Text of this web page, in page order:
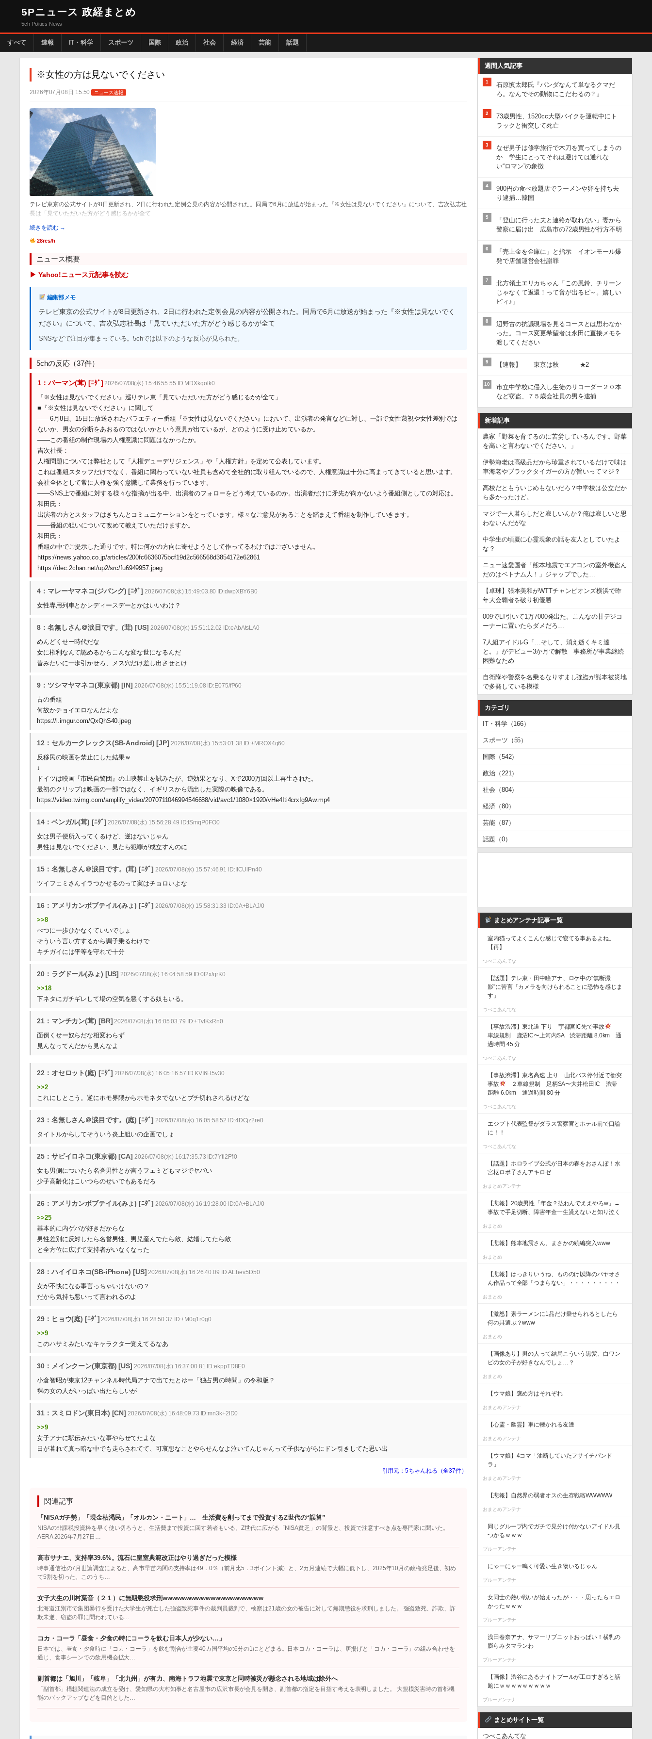
5Pニュース 政経まとめ
5ch Politics News
すべて 速報 IT・科学 スポーツ 国際 政治 社会 経済 芸能 話題
※女性の方は見ないでください
2026年07月08日 15:50 ニュース速報
テレビ東京の公式サイトが8日更新され、2日に行われた定例会見の内容が公開された。同局で6月に放送が始まった『※女性は見ないでください』について、吉次弘志社
長は「見ていただいた方がどう感じるかが全て
続きを読む →
28res/h
ニュース概要
▶ Yahoo!ニュース元記事を読む
編集部メモ
テレビ東京の公式サイトが8日更新され、2日に行われた定例会見の内容が公開された。同局で6月に放送が始まった『※女性は見ないでく
ださい』について、吉次弘志社長は「見ていただいた方がどう感じるかが全て
SNSなどで注目が集まっている。5chでは以下のような反応が見られた。
5chの反応（37件）
1：バーマン(茸) [ﾆﾀﾞ] 2026/07/08(水) 15:46:55.55 ID:MDXkqolk0
『※女性は見ないでください』巡りテレ東「見ていただいた方がどう感じるかが全て」
■『※女性は見ないでください』に関して
――6月8日、15日に放送されたバラエティー番組『※女性は見ないでください』において、出演者の発言などに対し、一部で女性蔑視や女性差別では
ないか、男女の分断をあおるのではないかという意見が出ているが、どのように受け止めているか。
――この番組の制作現場の人権意識に問題はなかったか。
吉次社長：
人権問題については弊社として「人権デューデリジェンス」や「人権方針」を定めて公表しています。
これは番組スタッフだけでなく、番組に関わっていない社員も含めて全社的に取り組んでいるので、人権意識は十分に高まってきていると思います。
会社全体として常に人権を強く意識して業務を行っています。
――SNS上で番組に対する様々な指摘が出る中、出演者のフォローをどう考えているのか。出演者だけに矛先が向かないよう番組側としての対応は。
和田氏：
出演者の方とスタッフはきちんとコミュニケーションをとっています。様々なご意見があることを踏まえて番組を制作していきます。
――番組の狙いについて改めて教えていただけますか。
和田氏：
番組の中でご提示した通りです。特に何かの方向に寄せようとして作ってるわけではございません。
https://news.yahoo.co.jp/articles/200fc6636075bcf19d2c566568d3854172e62861
https://dec.2chan.net/up2/src/fu6949957.jpeg
4：マレーヤマネコ(ジパング) [ﾆﾀﾞ] 2026/07/08(水) 15:49:03.80 ID:dwpXBY6B0
女性専用列車とかレディースデーとかはいいわけ？
8：名無しさん＠涙目です。(茸) [US] 2026/07/08(水) 15:51:12.02 ID:eAbAtsLA0
めんどくせー時代だな
女に権利なんて認めるからこんな変な世になるんだ
昔みたいに一歩引かせろ、メス穴だけ差し出させとけ
9：ツシマヤマネコ(東京都) [IN] 2026/07/08(水) 15:51:19.08 ID:E075/fP60
古の番組
何故かチョイエロなんだよな
https://i.imgur.com/QxQhS40.jpeg
12：セルカークレックス(SB-Android) [JP] 2026/07/08(水) 15:53:01.38 ID:+MROX4q60
反移民の映画を禁止にした結果ｗ
↓
ドイツは映画『市民自警団』の上映禁止を試みたが、逆効果となり、Xで2000万回以上再生された。
最初のクリップは映画の一部ではなく、イギリスから流出した実際の映像である。
https://video.twimg.com/amplify_video/2070711046994546688/vid/avc1/1080×1920/vHe4Iti4crxIg9Aw.mp4
14：ベンガル(茸) [ﾆﾀﾞ] 2026/07/08(水) 15:56:28.49 ID:tSmqP0FO0
女は男子便所入ってくるけど、逆はないじゃん
男性は見ないでください、見たら犯罪が成立すんのに
15：名無しさん＠涙目です。(茸) [ﾆﾀﾞ] 2026/07/08(水) 15:57:46.91 ID:IICUlPn40
ツイフェミさんイラつかせるのって実はチョロいよな
16：アメリカンボブテイル(みょ) [ﾆﾀﾞ] 2026/07/08(水) 15:58:31.33 ID:0A+BLAJ/0
>>8
べつに一歩ひかなくていいでしょ
そういう言い方するから調子乗るわけで
キチガイには平等を守れで十分
20：ラグドール(みょ) [US] 2026/07/08(水) 16:04:58.59 ID:0I2x/qrK0
>>18
下ネタにガチギレして場の空気を悪くする奴もいる。
21：マンチカン(茸) [BR] 2026/07/08(水) 16:05:03.79 ID:+TvIKxRn0
面倒くせー奴らだな相変わらず
見んなってんだから見んなよ
22：オセロット(庭) [ﾆﾀﾞ] 2026/07/08(水) 16:05:16.57 ID:KVI6H5v30
>>2
これにしとこう。逆にホモ界隈からホモネタでないとブチ切れされるけどな
23：名無しさん＠涙目です。(庭) [ﾆﾀﾞ] 2026/07/08(水) 16:05:58.52 ID:4DCjz2re0
タイトルからしてそういう炎上狙いの企画でしょ
25：サビイロネコ(東京都) [CA] 2026/07/08(水) 16:17:35.73 ID:7Ytl2Ffi0
女も男側についたら名誉男性とか言うフェミどもマジでヤバい
少子高齢化はこいつらのせいでもあるだろ
26：アメリカンボブテイル(みょ) [ﾆﾀﾞ] 2026/07/08(水) 16:19:28.00 ID:0A+BLAJ/0
>>25
基本的に内ゲバが好きだからな
男性差別に反対したら名誉男性、男児産んでたら敵、結婚してたら敵
と全方位に広げて支持者がいなくなった
28：ハイイロネコ(SB-iPhone) [US] 2026/07/08(水) 16:26:40.09 ID:AEhev5D50
女が不快になる事言っちゃいけないの？
だから気持ち悪いって言われるのよ
29：ヒョウ(庭) [ﾆﾀﾞ] 2026/07/08(水) 16:28:50.37 ID:+M0q1r0g0
>>9
このハサミみたいなキャラクター覚えてるなあ
30：メインクーン(東京都) [US] 2026/07/08(水) 16:37:00.81 ID:ekppTD8E0
小倉智昭が東京12チャンネル時代局アナで出てたとゆー「独占男の時間」の令和版？
裸の女の人がいっぱい出たらしいが
31：スミロドン(東日本) [CN] 2026/07/08(水) 16:48:09.73 ID:mn3k+2lD0
>>9
女子アナに駅伝みたいな事やらせてたよな
日が暮れて真っ暗な中でも走らされてて、可哀想なことやらせんなよ泣いてんじゃんって子供ながらにドン引きしてた思い出
引用元：5ちゃんねる（全37件）
関連記事
「NISAガチ勢」「現金枯渇民」「オルカン・ニート」… 生活費を削ってまで投資するZ世代の“誤算”
NISAの非課税投資枠を早く使い切ろうと、生活費まで投資に回す若者もいる。Z世代に広がる「NISA貧乏」の背景と、投資で注意すべき点を専門家に聞いた。
AERA 2026年7月27日…
高市サナエ、支持率39.6%。流石に皇室典範改正はやり過ぎだった模様
時事通信社の7月世論調査によると、高市早苗内閣の支持率は49．0％（前月比5．3ポイント減）と、2カ月連続で大幅に低下し、2025年10月の政権発足後、初め
て5割を切った。このうち…
女子大生の川村葉音（２１）に無期懲役求刑wwwwwwwwwwwwwwwwwwwww
北海道江別市で集団暴行を受けた大学生が死亡した強盗致死事件の裁判員裁判で、検察は21歳の女の被告に対して無期懲役を求刑しました。 強盗致死、詐欺、詐
欺未遂、窃盗の罪に問われている…
コカ・コーラ「昼食・夕食の時にコーラを飲む日本人が少ない…」
日本では、昼食・夕食時に「コカ・コーラ」を飲む割合が主要40カ国平均の6分の1にとどまる。日本コカ・コーラは、唐揚げと「コカ・コーラ」の組み合わせを
通じ、食事シーンでの飲用機会拡大…
副首都は「旭川」「岐阜」「北九州」が有力、南海トラフ地震で東京と同時被災が懸念される地域は除外へ
「副首都」構想関連法の成立を受け、愛知県の大村知事と名古屋市の広沢市長が会見を開き、副首都の指定を目指す考えを表明しました。 大規模災害時の首都機
能のバックアップなどを目的とした…
週間人気記事
1
石原慎太郎氏『パンダなんて単なるクマだ
ろ。なんでその動物にこだわるの？』
2
73歳男性、1520cc大型バイクを運転中にト
ラックと衝突して死亡
3
なぜ男子は修学旅行で木刀を買ってしまうの
か 学生にとってそれは避けては通れな
い“ロマン”の象徴
4
980円の食べ放題店でラーメンや卵を持ち去
り逮捕…韓国
5
「登山に行った夫と連絡が取れない」妻から
警察に届け出 広島市の72歳男性が行方不明
6
「売上金を金庫に」と指示 イオンモール爆
発で店舗運営会社謝罪
7
北方領土エリカちゃん「この風鈴、チリーン
じゃなくて返還！って音が出るピ～。嬉しい
ピィ♪」
8
辺野古の抗議現場を見るコースとは思わなか
った。コース変更希望者は永田に直接メモを
渡してください
9 【速報】 東京は秋 ★2
10
市立中学校に侵入し生徒のリコーダー２０本
など窃盗、７５歳会社員の男を逮捕
新着記事
農家「野菜を育てるのに苦労しているんです。野菜
を高いと言わないでください。」
伊勢海老は高級品だから珍重されているだけで味は
車海老やブラックタイガーの方が旨いってマジ？
高校だともういじめもないだろ？中学校は公立だか
ら多かったけど。
マジで一人暮らしだと寂しいんか？俺は寂しいと思
わないんだがな
中学生の頃夏に心霊現象の話を友人としていたよ
な？
ニュー速愛国者「熊本地震でエアコンの室外機盗ん
だのはベトナム人！」ジャップでした…
【卓球】張本美和がWTTチャンピオンズ横浜で昨
年大会覇者を破り初優勝
009でLT引いて1万7000発出た。こんなの甘デジコ
ーナーに置いたらダメだろ…
7人組アイドルG「…そして、消え逝くキミ達
と。」がデビュー3か月で解散 事務所が事業継続
困難なため
自衛隊や警察を名乗るなりすまし強盗が熊本被災地
で多発している模様
カテゴリ
IT・科学（166）
スポーツ（55）
国際（542）
政治（221）
社会（804）
経済（80）
芸能（87）
話題（0）
まとめアンテナ記事一覧
室内猫ってよくこんな感じで寝てる事あるよね。
【再】
つべこあんてな
【話題】テレ東・田中瞳アナ、ロケ中の“無断撮
影”に苦言「カメラを向けられることに恐怖を感じま
す」
つべこあんてな
【事故渋滞】東北道 下り 宇都宮IC先で事故
車線規制 鹿沼IC〜上河内SA 渋滞距離 8.0km 通
過時間 45 分
つべこあんてな
【事故渋滞】東名高速 上り 山北バス停付近で衝突
事故
２車線規制 足柄SA〜大井松田IC 渋滞
距離 6.0km 通過時間 80 分
つべこあんてな
エジプト代表監督がダラス警察官とホテル前で口論
に！！
つべこあんてな
【話題】ホロライブ公式が日本の春をおさんぽ！水
宮枢ロボ子さんアキロゼ
おまとめアンテナ
【悲報】20歳男性「年金？払わんでええやろw」→
事故で手足切断、障害年金一生貰えないと知り泣く
おまとめ
【悲報】熊本地震さん、まさかの続編突入www
おまとめ
【悲報】はっきりいうね、もののけ以降のパヤオさ
ん作品って全部「つまらない」・・・・・・・・・
おまとめ
【激怒】素ラーメンに1品だけ乗せられるとしたら
何の具選ぶ？www
おまとめ
【画像あり】男の人って結局こういう黒髪、白ワン
ピの女の子が好きなんでしょ…？
おまとめ
【ウマ娘】褒め方はそれぞれ
おまとめアンテナ
【心霊・幽霊】車に轢かれる友達
おまとめアンテナ
【ウマ娘】4コマ「油断していたフサイチパンド
ラ」
おまとめアンテナ
【悲報】自然界の弱者オスの生存戦略WWWWW
おまとめアンテナ
同じグループ内でガチで見分け付かないアイドル見
つかるｗｗｗ
ブルーアンテナ
にゃーにゃー鳴く可愛い生き物いるじゃん
ブルーアンテナ
女同士の熱い戦いが始まったが・・・思ったらエロ
かったｗｗｗ
ブルーアンテナ
浅田春奈アナ、サマーリブニットおっぱい！横乳の
膨らみタマランわ
ブルーアンテナ
【画像】渋谷にあるナイトプールが工ロすぎると話
題にｗｗｗｗｗｗｗｗｗ
ブルーアンテナ
まとめサイト一覧
つべこあんてな